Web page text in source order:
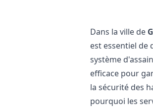
Dans la ville de
est essentiel de
système
efficace pour
la sécurité des
pourquoi les